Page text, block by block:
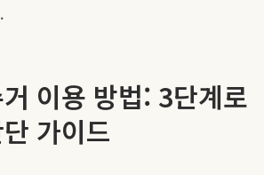
이용 방법: 3단계로
가이드